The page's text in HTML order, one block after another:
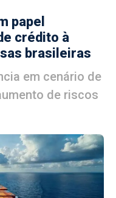
papel
crédito à
brasileiras
em cenário de
de riscos